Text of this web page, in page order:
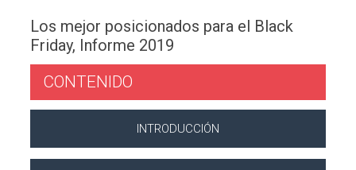
Los mejor posicionados para el Black
Friday, Informe 2019
CONTENIDO
INTRODUCCIÓN